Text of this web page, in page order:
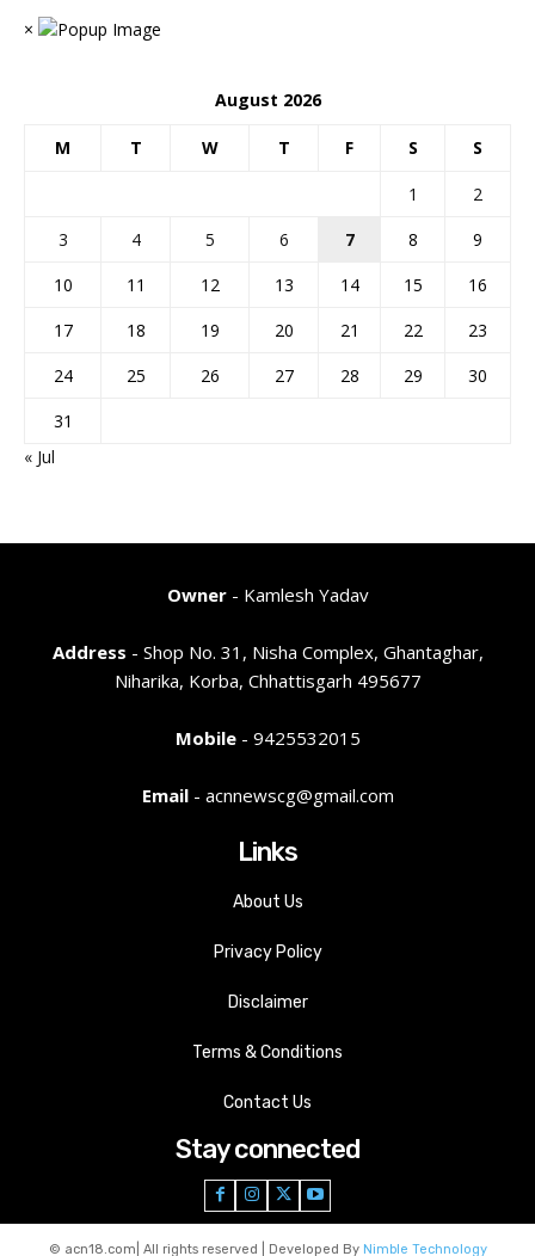
×
August 2026
M T W T F S S
1
2
3
4 5 6 7 8
9
10
11 12 13 14 15
16
17
18 19 20 21 22
23
24
25 26 27 28 29
30
31
« Jul
Owner- Kamlesh Yadav
Address - Shop No. 31, Nisha Complex, Ghantaghar,
Niharika, Korba, Chhattisgarh 495677
Mobile- 9425532015
Email- acnnewscg@gmail.com
Links
About Us
Privacy Policy
Disclaimer
Terms & Conditions
Contact Us
Stay connected
© acn18.com| All rights reserved | Developed By Nimble Technology